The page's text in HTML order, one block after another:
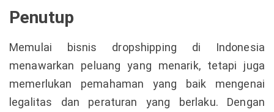
Penutup
Memulai bisnis dropshipping di Indonesia
menawarkan peluang yang menarik, tetapi juga
memerlukan pemahaman yang baik mengenai
legalitas dan peraturan yang berlaku. Dengan